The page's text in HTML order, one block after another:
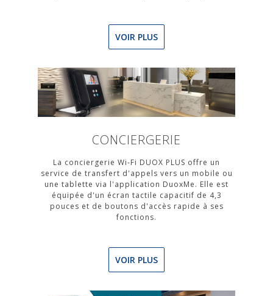
VOIR PLUS
CONCIERGERIE
La conciergerie Wi-Fi DUOX PLUS offre un
service de transfert d'appels vers un mobile ou
une tablette via l'application DuoxMe. Elle est
équipée d'un écran tactile capacitif de 4,3
pouces et de boutons d'accès rapide à ses
fonctions.
VOIR PLUS